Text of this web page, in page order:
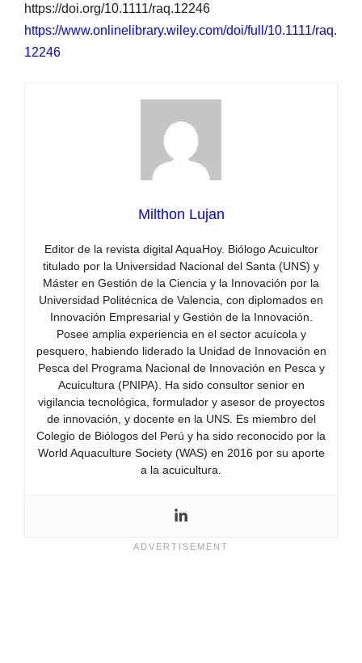
https://doi.org/10.1111/raq.12246
https://www.onlinelibrary.wiley.com/doi/full/10.1111/raq.
12246
Milthon Lujan
Editor de la revista digital AquaHoy. Biólogo Acuicultor
titulado por la Universidad Nacional del Santa (UNS) y
Máster en Gestión de la Ciencia y la Innovación por la
Universidad Politécnica de Valencia, con diplomados en
Innovación Empresarial y Gestión de la Innovación.
Posee amplia experiencia en el sector acuícola y
pesquero, habiendo liderado la Unidad de Innovación en
Pesca del Programa Nacional de Innovación en Pesca y
Acuicultura (PNIPA). Ha sido consultor senior en
vigilancia tecnológica, formulador y asesor de proyectos
de innovación, y docente en la UNS. Es miembro del
Colegio de Biólogos del Perú y ha sido reconocido por la
World Aquaculture Society (WAS) en 2016 por su aporte
a la acuicultura.